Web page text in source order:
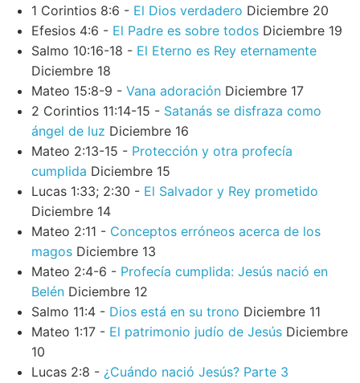
1 Corintios 8:6 - El Dios verdadero Diciembre 20
Efesios 4:6 - El Padre es sobre todos Diciembre 19
Salmo 10:16-18 - El Eterno es Rey eternamente
Diciembre 18
Mateo 15:8-9 - Vana adoración Diciembre 17
2 Corintios 11:14-15 - Satanás se disfraza como
ángel de luz Diciembre 16
Mateo 2:13-15 - Protección y otra profecía
cumplida Diciembre 15
Lucas 1:33; 2:30 - El Salvador y Rey prometido
Diciembre 14
Mateo 2:11 - Conceptos erróneos acerca de los
magos Diciembre 13
Mateo 2:4-6 - Profecía cumplida: Jesús nació en
Belén Diciembre 12
Salmo 11:4 - Dios está en su trono Diciembre 11
Mateo 1:17 - El patrimonio judío de Jesús Diciembre
10
Lucas 2:8 - ¿Cuándo nació Jesús? Parte 3